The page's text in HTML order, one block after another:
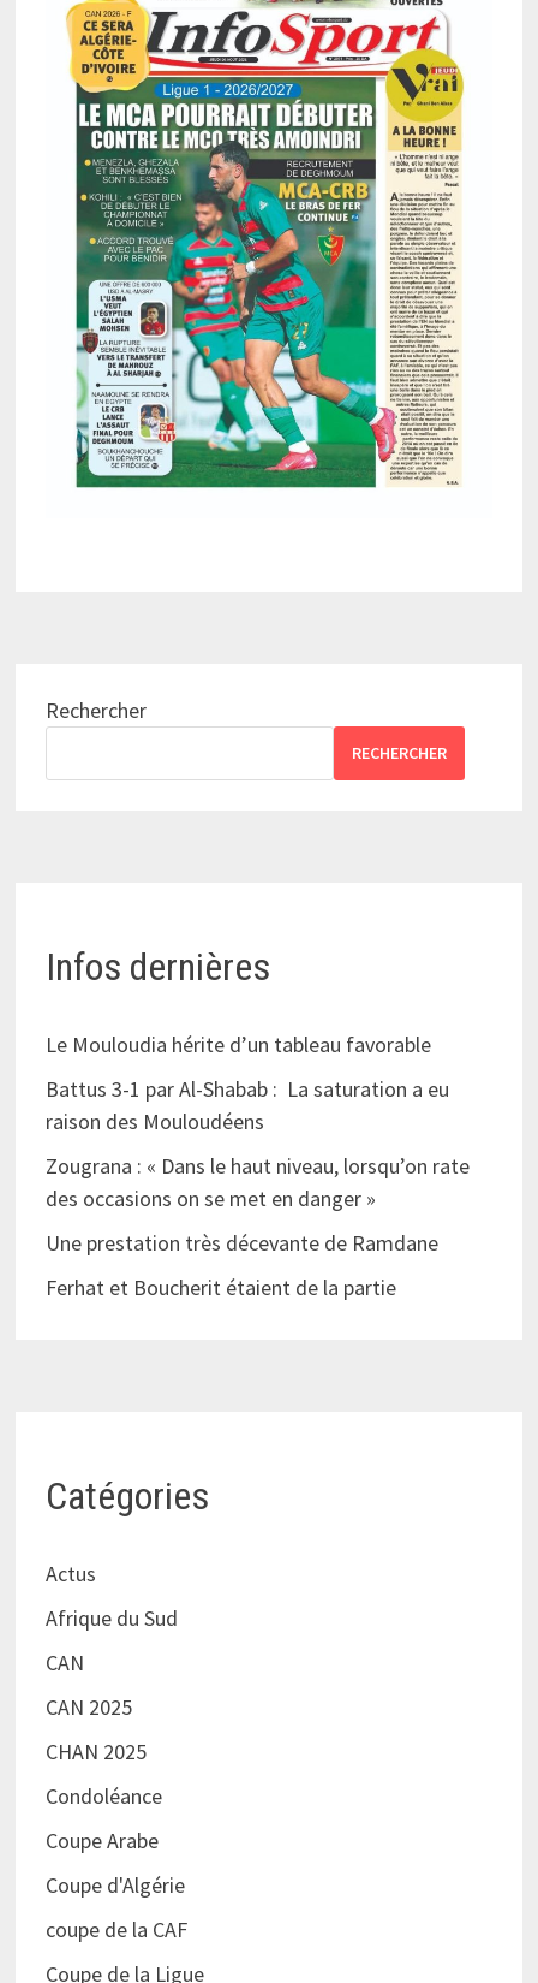
Rechercher
RECHERCHER
Infos dernières
Le Mouloudia hérite d’un tableau favorable
Battus 3-1 par Al-Shabab : La saturation a eu
raison des Mouloudéens
Zougrana : « Dans le haut niveau, lorsqu’on rate
des occasions on se met en danger »
Une prestation très décevante de Ramdane
Ferhat et Boucherit étaient de la partie
Catégories
Actus
Afrique du Sud
CAN
CAN 2025
CHAN 2025
Condoléance
Coupe Arabe
Coupe d'Algérie
coupe de la CAF
Coupe de la Ligue